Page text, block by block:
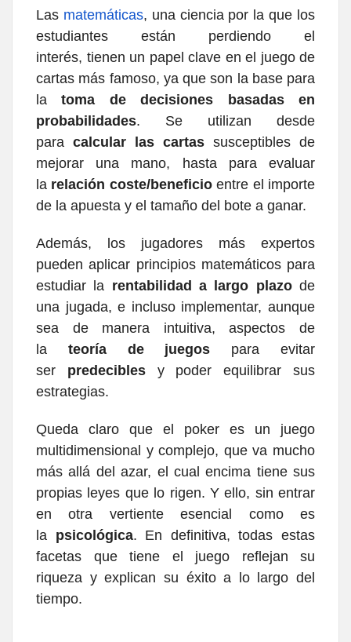
Las matemáticas, una ciencia por la que los
estudiantes están perdiendo el
interés, tienen un papel clave en el juego de
cartas más famoso, ya que son la base para
la
toma de decisiones basadas en
probabilidades. Se utilizan desde
para calcular las cartas susceptibles de
mejorar una mano, hasta para evaluar
la relación coste/beneficio entre el importe
de la apuesta y el tamaño del bote a ganar.
Además, los jugadores más expertos
pueden aplicar principios matemáticos para
estudiar la rentabilidad a largo plazode
una jugada, e incluso implementar, aunque
sea de manera intuitiva, aspectos de
la teoría de juegos para evitar
ser predeciblesy poder equilibrar sus
estrategias.
Queda claro que el poker es un juego
multidimensional y complejo, que va mucho
más allá del azar, el cual encima tiene sus
propias leyes que lo rigen. Y ello, sin entrar
en otra vertiente esencial como es
la psicológica. En definitiva, todas estas
facetas que tiene el juego reflejan su
riqueza y explican su éxito a lo largo del
tiempo.